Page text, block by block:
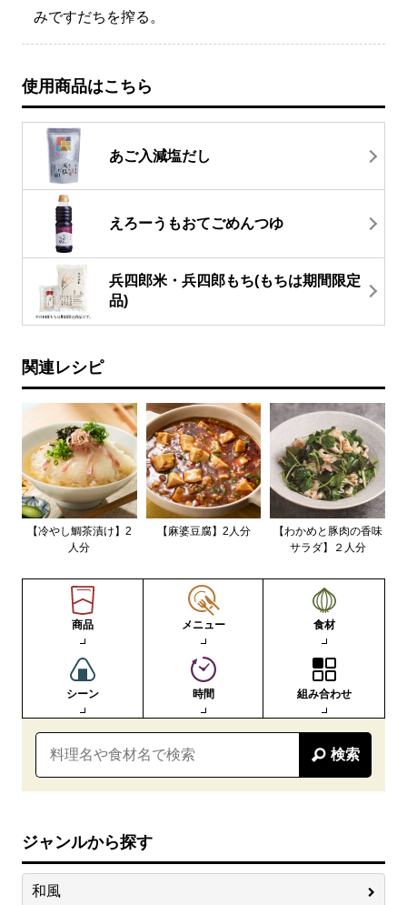
みですだちを搾る。
使用商品はこちら
あご入減塩だし
えろーうもおてごめんつゆ
兵四郎米・兵四郎もち(もちは期間限定
品)
関連レシピ
【冷やし鯛茶漬け】2
人分
【麻婆豆腐】2人分
【わかめと豚肉の香味
サラダ】２人分
商品 メニュー 食材
シーン 時間 組み合わせ
検索
ジャンルから探す
和風